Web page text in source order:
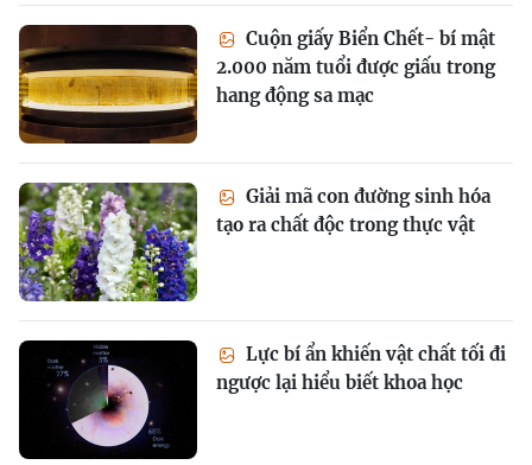
Cuộn giấy Biển Chết- bí mật
2.000 năm tuổi được giấu trong
hang động sa mạc
Giải mã con đường sinh hóa
tạo ra chất độc trong thực vật
Lực bí ẩn khiến vật chất tối đi
ngược lại hiểu biết khoa học